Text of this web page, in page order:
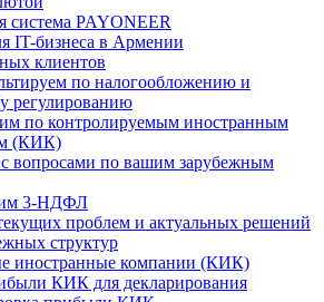
система PAYONEER
IT-бизнеса в Армении
клиентов
по налогообложению и
регулированию
по контролируемым иностранным
(КИК)
вопросами по вашим зарубежным
3-НДФЛ
проблем и актуальных решений
структур
иностранные компании (КИК)
КИК для декларирования